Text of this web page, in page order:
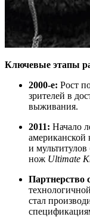
Ключевые этапы
2000-е: Рост
зрителей в
выживания.
2011: Начало
американской
и мультитулов
нож Ultimate
Партнерство
стал